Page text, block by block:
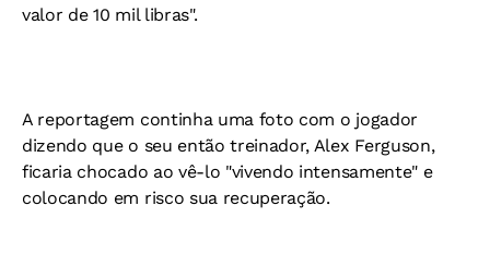
valor de 10 mil libras".
A reportagem continha uma foto com o jogador
dizendo que o seu então treinador, Alex Ferguson,
ficaria chocado ao vê-lo "vivendo intensamente" e
colocando em risco sua recuperação.